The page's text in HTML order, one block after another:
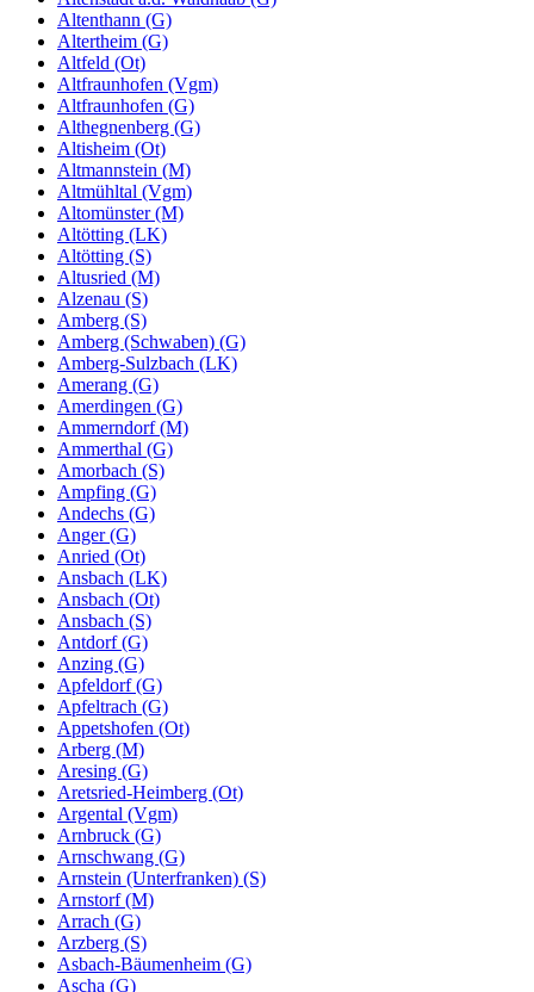
Altenthann (G)
Altertheim (G)
Altfeld (Ot)
Altfraunhofen (Vgm)
Altfraunhofen (G)
Althegnenberg (G)
Altisheim (Ot)
Altmannstein (M)
Altmühltal (Vgm)
Altomünster (M)
Altötting (LK)
Altötting (S)
Altusried (M)
Alzenau (S)
Amberg (S)
Amberg (Schwaben) (G)
Amberg-Sulzbach (LK)
Amerang (G)
Amerdingen (G)
Ammerndorf (M)
Ammerthal (G)
Amorbach (S)
Ampfing (G)
Andechs (G)
Anger (G)
Anried (Ot)
Ansbach (LK)
Ansbach (Ot)
Ansbach (S)
Antdorf (G)
Anzing (G)
Apfeldorf (G)
Apfeltrach (G)
Appetshofen (Ot)
Arberg (M)
Aresing (G)
Aretsried-Heimberg (Ot)
Argental (Vgm)
Arnbruck (G)
Arnschwang (G)
Arnstein (Unterfranken) (S)
Arnstorf (M)
Arrach (G)
Arzberg (S)
Asbach-Bäumenheim (G)
Ascha (G)